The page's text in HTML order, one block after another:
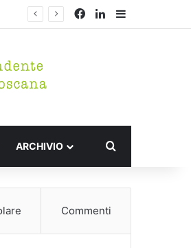
Facebook
LinkedIn
ARCHIVIO
Commenti